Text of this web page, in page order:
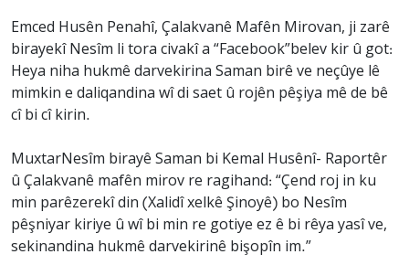
Emced Husên Penahî, Çalakvanê Mafên Mirovan, ji zarê
birayekî Nesîm li tora civakî a “Facebook”belev kir û got:
Heya niha hukmê darvekirina Saman birê ve neçûye lê
mimkin e daliqandina wî di saet û rojên pêşiya mê de bê
cî bi cî kirin.
MuxtarNesîm birayê Saman bi Kemal Husênî- Raportêr
û Çalakvanê mafên mirov re ragihand: “Çend roj in ku
min parêzerekî din (Xalidî xelkê Şinoyê) bo Nesîm
pêşniyar kiriye û wî bi min re gotiye ez ê bi rêya yasî ve,
sekinandina hukmê darvekirinê bişopîn im.”